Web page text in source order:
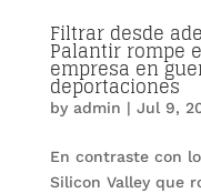
Filtrar desde
Palantir rompe
empresa en
deportaciones
by admin | Jul 9,
En contraste con
Silicon Valley que